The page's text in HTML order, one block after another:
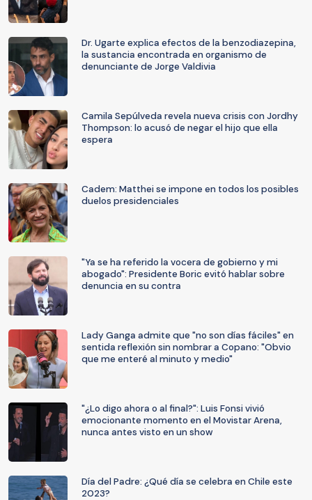
Dr. Ugarte explica efectos de la benzodiazepina,
la sustancia encontrada en organismo de
denunciante de Jorge Valdivia
Camila Sepúlveda revela nueva crisis con Jordhy
Thompson: lo acusó de negar el hijo que ella
espera
Cadem: Matthei se impone en todos los posibles
duelos presidenciales
"Ya se ha referido la vocera de gobierno y mi
abogado": Presidente Boric evitó hablar sobre
denuncia en su contra
Lady Ganga admite que "no son días fáciles" en
sentida reflexión sin nombrar a Copano: "Obvio
que me enteré al minuto y medio"
"¿Lo digo ahora o al final?": Luis Fonsi vivió
emocionante momento en el Movistar Arena,
nunca antes visto en un show
Día del Padre: ¿Qué día se celebra en Chile este
2023?